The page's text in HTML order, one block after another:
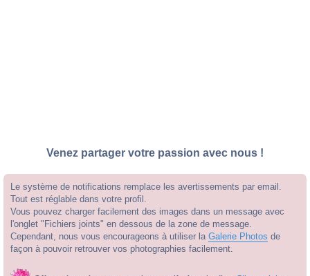
Venez partager votre passion avec nous !
Le système de notifications remplace les avertissements par email.
Tout est réglable dans votre profil.
Vous pouvez charger facilement des images dans un message avec
l'onglet "Fichiers joints" en dessous de la zone de message.
Cependant, nous vous encourageons à utiliser la Galerie Photos de
façon à pouvoir retrouver vos photographies facilement.